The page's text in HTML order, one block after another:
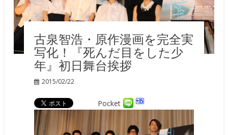
古泉智浩・原作漫画を完全実
写化！『死んだ目をした少
年』初日舞台挨拶
2015/02/22
Pocket